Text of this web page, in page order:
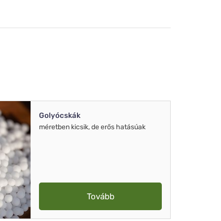
Golyócskák
méretben kicsik, de erős hatásúak
Tovább